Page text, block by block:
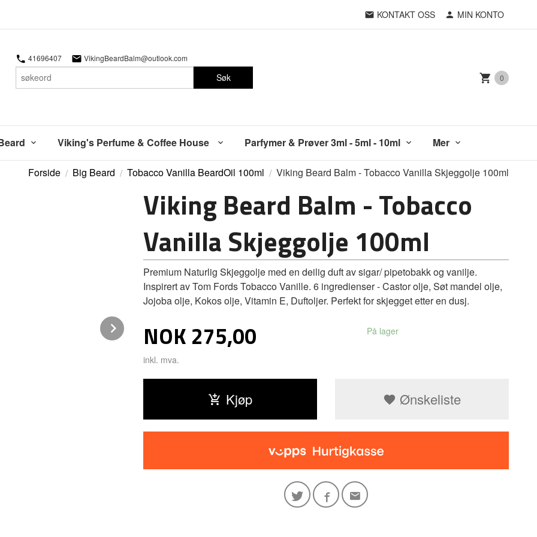
KONTAKT OSS MIN KONTO
41696407 VikingBeardBalm@outlook.com
Søk 0
Viking's Perfume & Coffee House Parfymer & Prøver 3ml - 5ml - 10ml Mer
Forside Big Beard Tobacco Vanilla BeardOil 100ml Viking Beard Balm - Tobacco Vanilla Skjeggolje 100ml
Next
Viking Beard Balm - Tobacco
Vanilla Skjeggolje 100ml
Premium Naturlig Skjeggolje med en deilig duft av sigar/ pipetobakk og vanilje.
Inspirert av Tom Fords Tobacco Vanille. 6 ingredienser - Castor olje, Søt mandel olje,
Jojoba olje, Kokos olje, Vitamin E, Duftoljer. Perfekt for skjegget etter en dusj.
Pris
NOK 275,00
inkl. mva.
På lager
Kjøp Ønskeliste